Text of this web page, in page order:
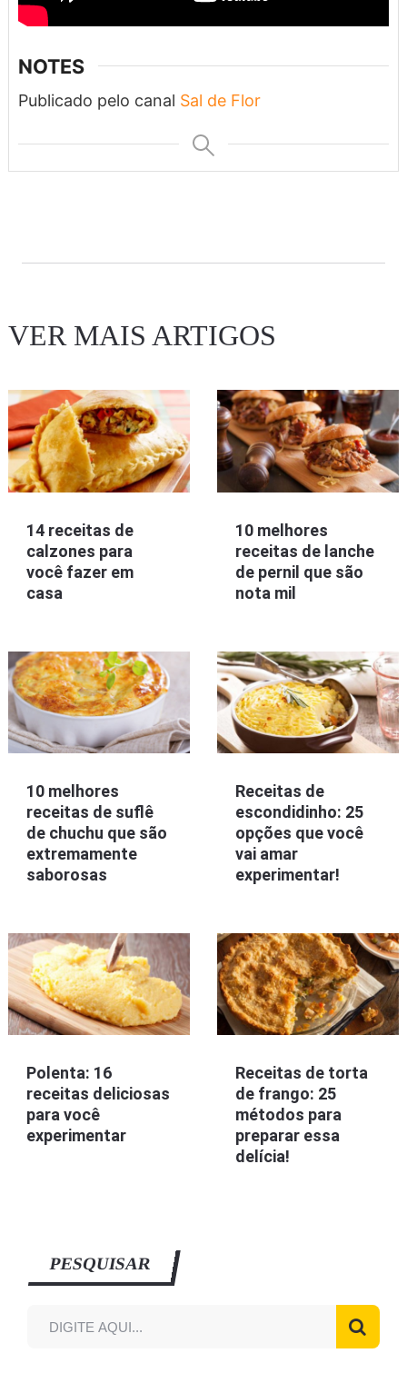
NOTES
Publicado pelo canal Sal de Flor
VER MAIS ARTIGOS
14 receitas de
calzones para
você fazer em
casa
10 melhores
receitas de lanche
de pernil que são
nota mil
10 melhores
receitas de suflê
de chuchu que são
extremamente
saborosas
Receitas de
escondidinho: 25
opções que você
vai amar
experimentar!
Polenta: 16
receitas deliciosas
para você
experimentar
Receitas de torta
de frango: 25
métodos para
preparar essa
delícia!
PESQUISAR